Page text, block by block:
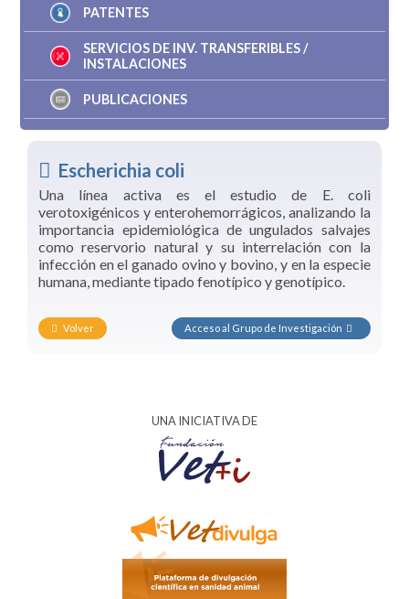
PATENTES
SERVICIOS DE INV. TRANSFERIBLES /
INSTALACIONES
PUBLICACIONES
Escherichia coli
Una línea activa es el estudio de E. coli
verotoxigénicos y enterohemorrágicos, analizando la
importancia epidemiológica de ungulados salvajes
como reservorio natural y su interrelación con la
infección en el ganado ovino y bovino, y en la especie
humana, mediante tipado fenotípico y genotípico.
Volver Acceso al Grupo de Investigación
UNA INICIATIVA DE